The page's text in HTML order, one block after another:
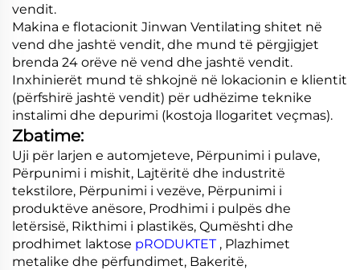
vendit.
Makina e flotacionit Jinwan Ventilating shitet në
vend dhe jashtë vendit, dhe mund të përgjigjet
brenda 24 orëve në vend dhe jashtë vendit.
Inxhinierët mund të shkojnë në lokacionin e klientit
(përfshirë jashtë vendit) për udhëzime teknike
instalimi dhe depurimi (kostoja llogaritet veçmas).
Zbatime:
Uji për larjen e automjeteve, Përpunimi i pulave,
Përpunimi i mishit, Lajtëritë dhe industritë
tekstilore, Përpunimi i vezëve, Përpunimi i
produktëve anësore, Prodhimi i pulpës dhe
letërsisë, Rikthimi i plastikës, Qumështi dhe
prodhimet laktose pRODUKTET , Plazhimet
metalike dhe përfundimet, Bakeritë,